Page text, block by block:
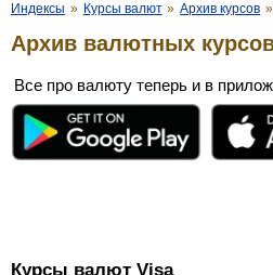
Индексы » Курсы валют » Архив курсов »
Архив валютных
Все про валюту теперь и в
Курсы валют Visa